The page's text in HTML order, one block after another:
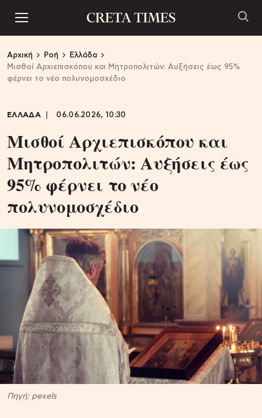
Αρχική Ροή
Ελλάδα
Μισθοί Αρχιεπισκόπου και Μητροπολιτών: Αυξήσεις έως 95%
φέρνει το νέο πολυνομοσχέδιο
ΕΛΛΑΔΑ 06.06.2026, 10:30
Μισθοί Αρχιεπισκόπου και
Μητροπολιτών: Αυξήσεις έως
95% φέρνει το νέο
πολυνομοσχέδιο
Πηγή: pexels